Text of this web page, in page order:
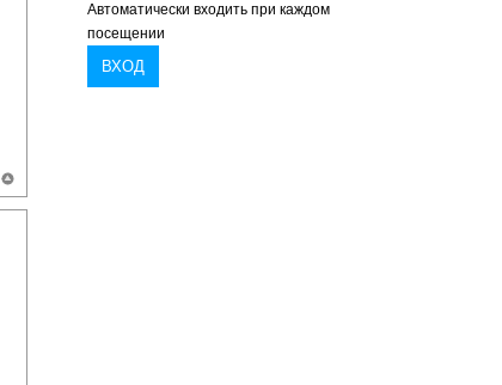
Автоматически входить при каждом
посещении